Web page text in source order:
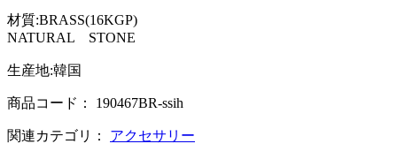
材質:BRASS(16KGP)
NATURAL STONE
生産地:韓国
商品コード： 190467BR-ssih
関連カテゴリ： アクセサリー